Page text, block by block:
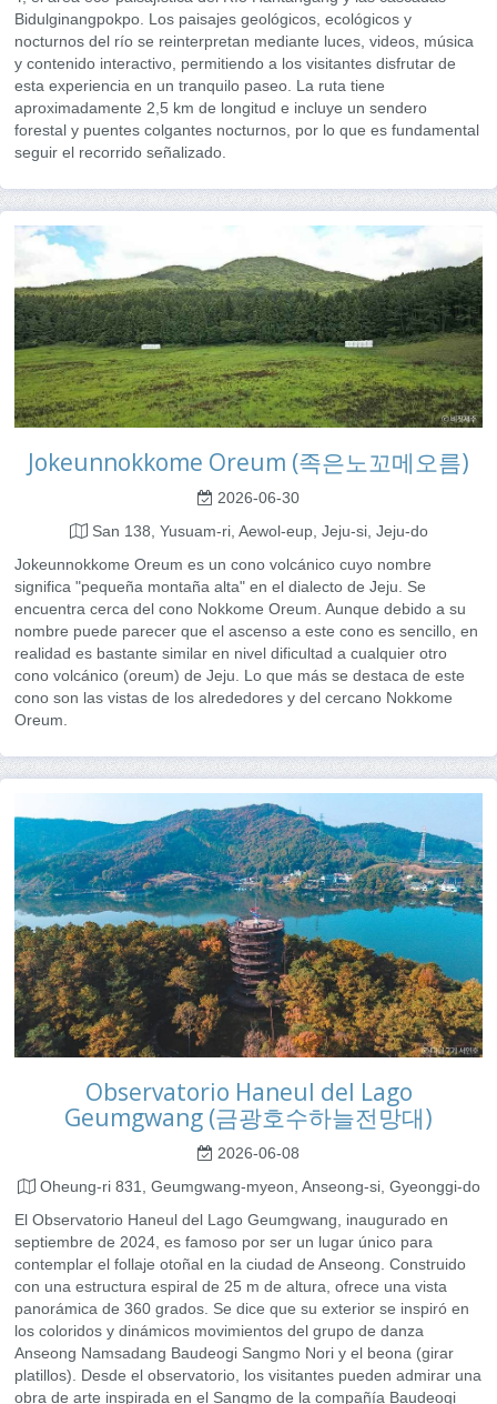
Bidulginangpokpo. Los paisajes geológicos, ecológicos y
nocturnos del río se reinterpretan mediante luces, videos, música
y contenido interactivo, permitiendo a los visitantes disfrutar de
esta experiencia en un tranquilo paseo. La ruta tiene
aproximadamente 2,5 km de longitud e incluye un sendero
forestal y puentes colgantes nocturnos, por lo que es fundamental
seguir el recorrido señalizado.
Jokeunnokkome Oreum (족은노꼬메오름)
2026-06-30
San 138, Yusuam-ri, Aewol-eup, Jeju-si, Jeju-do
Jokeunnokkome Oreum es un cono volcánico cuyo nombre
significa "pequeña montaña alta" en el dialecto de Jeju. Se
encuentra cerca del cono Nokkome Oreum. Aunque debido a su
nombre puede parecer que el ascenso a este cono es sencillo, en
realidad es bastante similar en nivel dificultad a cualquier otro
cono volcánico (oreum) de Jeju. Lo que más se destaca de este
cono son las vistas de los alrededores y del cercano Nokkome
Oreum.
Observatorio Haneul del Lago
Geumgwang (금광호수하늘전망대)
2026-06-08
Oheung-ri 831, Geumgwang-myeon, Anseong-si, Gyeonggi-do
El Observatorio Haneul del Lago Geumgwang, inaugurado en
septiembre de 2024, es famoso por ser un lugar único para
contemplar el follaje otoñal en la ciudad de Anseong. Construido
con una estructura espiral de 25 m de altura, ofrece una vista
panorámica de 360 ​​grados. Se dice que su exterior se inspiró en
los coloridos y dinámicos movimientos del grupo de danza
Anseong Namsadang Baudeogi Sangmo Nori y el beona (girar
platillos). Desde el observatorio, los visitantes pueden admirar una
obra de arte inspirada en el Sangmo de la compañía Baudeogi